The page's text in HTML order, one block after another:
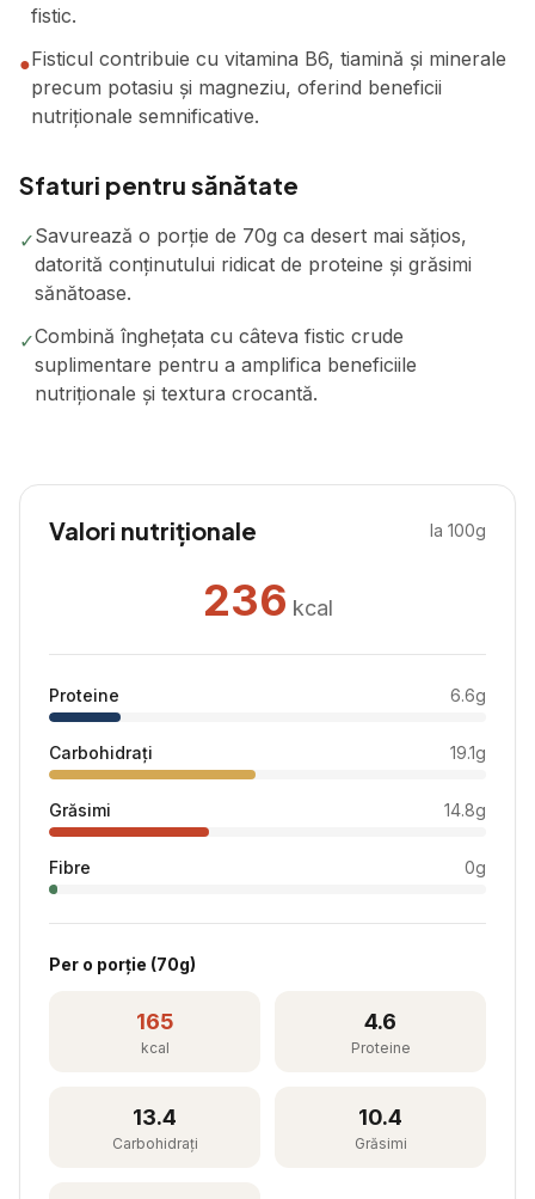
fistic.
●Fisticul contribuie cu vitamina B6, tiamină și minerale
precum potasiu și magneziu, oferind beneficii
nutriționale semnificative.
Sfaturi pentru sănătate
✓Savurează o porție de 70g ca desert mai sățios,
datorită conținutului ridicat de proteine și grăsimi
sănătoase.
✓Combină înghețata cu câteva fistic crude
suplimentare pentru a amplifica beneficiile
nutriționale și textura crocantă.
Valori nutriționale la 100g
236 kcal
Proteine 6.6g
Carbohidrați 19.1g
Grăsimi 14.8g
Fibre 0g
Per o porție (70g)
165
kcal
4.6
Proteine
13.4
Carbohidrați
10.4
Grăsimi